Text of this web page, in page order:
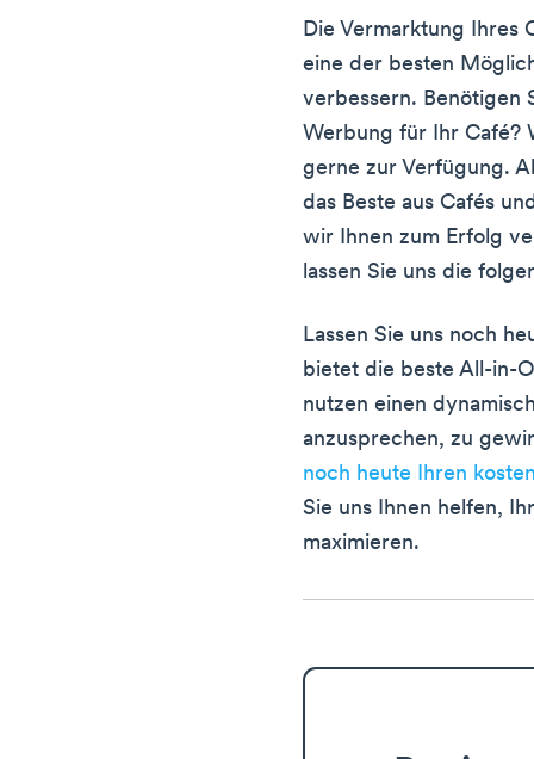
Die Vermarktung Ihres
eine der besten
verbessern. Benötigen
Werbung für Ihr Café?
gerne zur Verfügung.
das Beste aus Cafés
wir Ihnen zum Erfolg
lassen Sie uns die
Lassen Sie uns noch
bietet die beste All-in-
nutzen einen
anzusprechen, zu
noch heute Ihren
Sie uns Ihnen helfen,
maximieren.